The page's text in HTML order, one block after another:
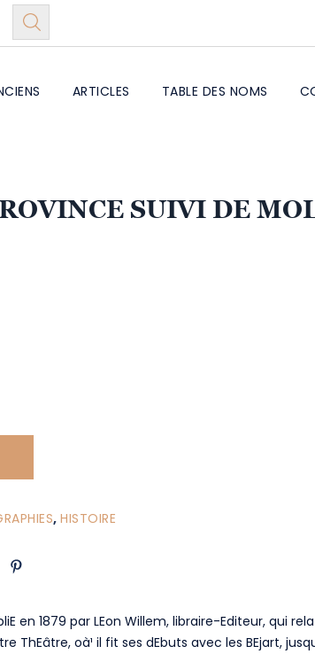
ARTICLES TABLE DES NOMS
SUIVI DE
,HISTOIRE
en 1879 par LEon Willem, libraire-Editeur, qui
ThEâtre, oà¹ il fit ses dEbuts avec les BEjart,